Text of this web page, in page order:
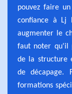
pouvez faire
confiance à Lj
augmenter le
faut noter qu'il
de la structure
de décapage.
formations